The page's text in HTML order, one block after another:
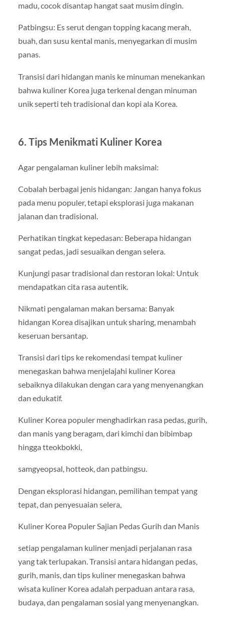
madu, cocok disantap hangat saat musim dingin.
Patbingsu: Es serut dengan topping kacang merah,
buah, dan susu kental manis, menyegarkan di musim
panas.
Transisi dari hidangan manis ke minuman menekankan
bahwa kuliner Korea juga terkenal dengan minuman
unik seperti teh tradisional dan kopi ala Korea.
6. Tips Menikmati Kuliner Korea
Agar pengalaman kuliner lebih maksimal:
Cobalah berbagai jenis hidangan: Jangan hanya fokus
pada menu populer, tetapi eksplorasi juga makanan
jalanan dan tradisional.
Perhatikan tingkat kepedasan: Beberapa hidangan
sangat pedas, jadi sesuaikan dengan selera.
Kunjungi pasar tradisional dan restoran lokal: Untuk
mendapatkan cita rasa autentik.
Nikmati pengalaman makan bersama: Banyak
hidangan Korea disajikan untuk sharing, menambah
keseruan bersantap.
Transisi dari tips ke rekomendasi tempat kuliner
menegaskan bahwa menjelajahi kuliner Korea
sebaiknya dilakukan dengan cara yang menyenangkan
dan edukatif.
Kuliner Korea populer menghadirkan rasa pedas, gurih,
dan manis yang beragam, dari kimchi dan bibimbap
hingga tteokbokki,
samgyeopsal, hotteok, dan patbingsu.
Dengan eksplorasi hidangan, pemilihan tempat yang
tepat, dan penyesuaian selera,
Kuliner Korea Populer Sajian Pedas Gurih dan Manis
setiap pengalaman kuliner menjadi perjalanan rasa
yang tak terlupakan. Transisi antara hidangan pedas,
gurih, manis, dan tips kuliner menegaskan bahwa
wisata kuliner Korea adalah perpaduan antara rasa,
budaya, dan pengalaman sosial yang menyenangkan.